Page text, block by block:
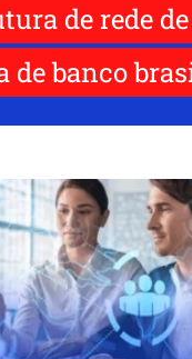
de rede de
de banco